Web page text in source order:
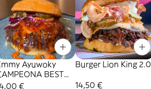
Ayuwoky
BEST
SPAIN!!
€
Burger Lion King 2.0
14,50 €